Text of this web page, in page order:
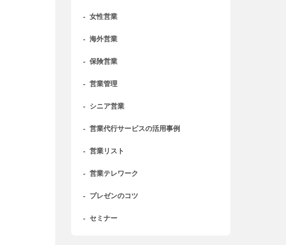
- 女性営業
- 海外営業
- 保険営業
- 営業管理
- シニア営業
- 営業代行サービスの活用事例
- 営業リスト
- 営業テレワーク
- プレゼンのコツ
- セミナー